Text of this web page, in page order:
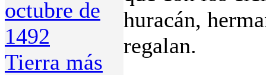
octubre de
1492
Tierra más
huracán,
regalan.